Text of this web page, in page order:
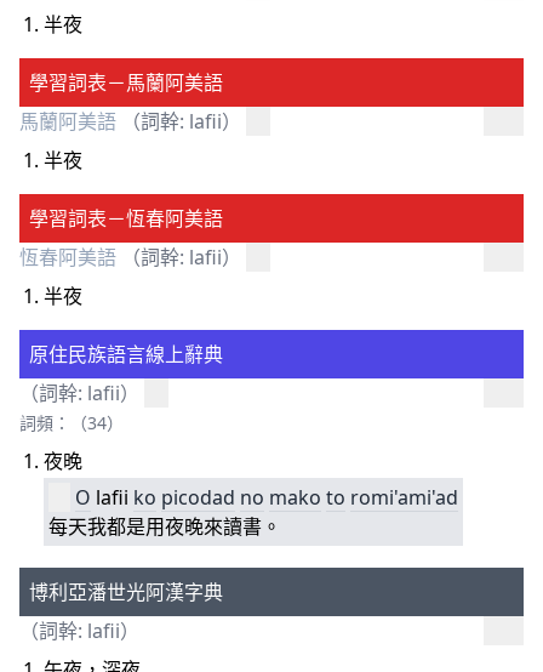
半夜
學習詞表－馬蘭阿美語
馬蘭阿美語
（詞幹: lafii）
半夜
學習詞表－恆春阿美語
恆春阿美語
（詞幹: lafii）
半夜
原住民族語言線上辭典
（詞幹: lafii）
詞頻：（34）
夜晚
O lafii ko picodad no mako to romi'ami'ad
每天我都是用夜晚來讀書。
博利亞潘世光阿漢字典
（詞幹: lafii）